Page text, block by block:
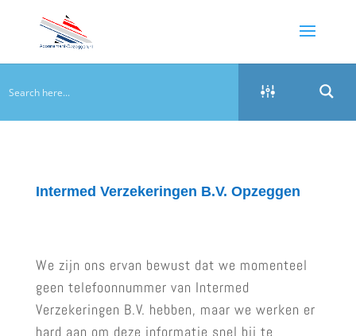
Intermed Verzekeringen B.V. Opzeggen
We zijn ons ervan bewust dat we momenteel
geen telefoonnummer van Intermed
Verzekeringen B.V. hebben, maar we werken er
hard aan om deze informatie snel bij te